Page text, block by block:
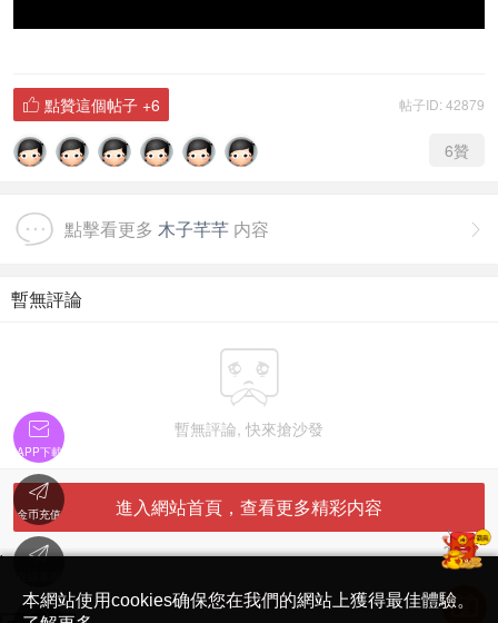
帖子ID: 42879
 點贊這個帖子 +6
6贊

點擊看更多 木子芊芊 内容
暫無評論

暫無評論, 快來搶沙發
進入網站首頁，查看更多精彩内容
'
简体中文版
本網站使用cookies确保您在我們的網站上獲得最佳體驗。

APP下載

金币充值

